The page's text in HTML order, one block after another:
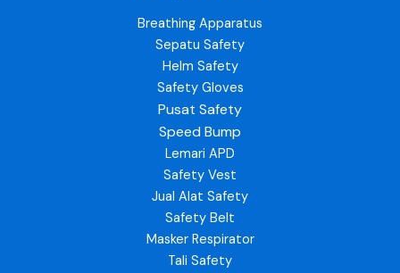
Breathing Apparatus
Sepatu Safety
Helm Safety
Safety Gloves
Pusat Safety
Speed Bump
Lemari APD
Safety Vest
Jual Alat Safety
Safety Belt
Masker Respirator
Tali Safety